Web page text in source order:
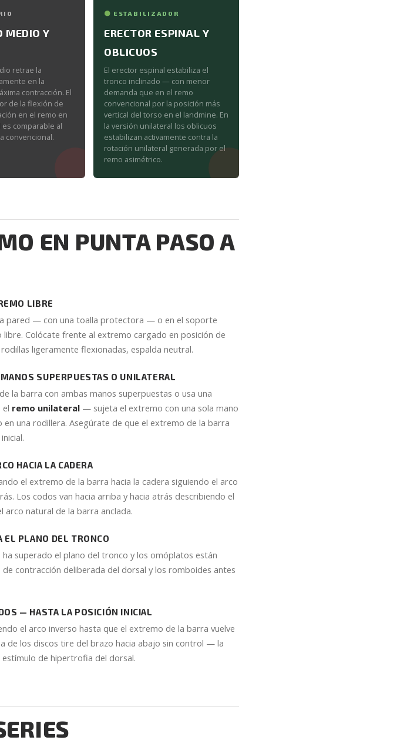
MEDIO Y
retrae la
en la
contracción. El
de la flexión de
en el remo en
comparable al
convencional.
ESTABILIZADOR
ERECTOR ESPINAL Y
OBLICUOS
El erector espinal estabiliza el
tronco inclinado — con menor
demanda que en el remo
convencional por la posición más
vertical del torso en el landmine. En
la versión unilateral los oblicuos
estabilizan activamente contra la
rotación unilateral generada por el
remo asimétrico.
EN PUNTA PASO A
LIBRE
pared — con una toalla protectora — o en el soporte
Colócate frente al extremo cargado en posición de
ligeramente flexionadas, espalda neutral.
SUPERPUESTAS O UNILATERAL
la barra con ambas manos superpuestas o usa una
el remo unilateral— sujeta el extremo con una sola mano
una rodillera. Asegúrate de que el extremo de la barra
HACIA LA CADERA
el extremo de la barra hacia la cadera siguiendo el arco
Los codos van hacia arriba y hacia atrás describiendo el
natural de la barra anclada.
EL PLANO DEL TRONCO
superado el plano del tronco y los omóplatos están
contracción deliberada del dorsal y los romboides antes
— HASTA LA POSICIÓN INICIAL
el arco inverso hasta que el extremo de la barra vuelve
de los discos tire del brazo hacia abajo sin control — la
de hipertrofia del dorsal.